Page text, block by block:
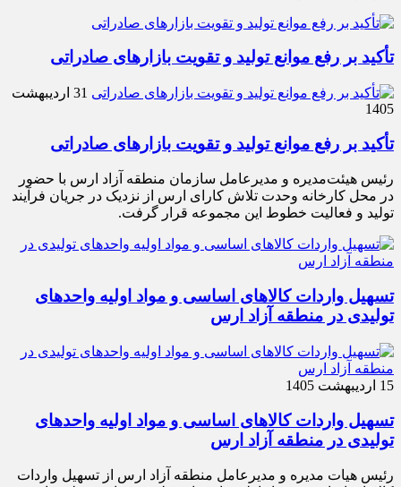
تأکید بر رفع موانع تولید و تقویت بازارهای صادراتی
31 اردیبهشت
1405
تأکید بر رفع موانع تولید و تقویت بازارهای صادراتی
رئیس هیئت‌مدیره و مدیرعامل سازمان منطقه آزاد ارس با حضور
در محل کارخانه وحدت تلاش کارای ارس از نزدیک در جریان فرآیند
تولید و فعالیت خطوط این مجموعه قرار گرفت.
تسهیل واردات کالاهای اساسی و مواد اولیه واحدهای
تولیدی در منطقه آزاد ارس
15 اردیبهشت 1405
تسهیل واردات کالاهای اساسی و مواد اولیه واحدهای
تولیدی در منطقه آزاد ارس
رئیس هیات مدیره و مدیرعامل منطقه آزاد ارس از تسهیل واردات